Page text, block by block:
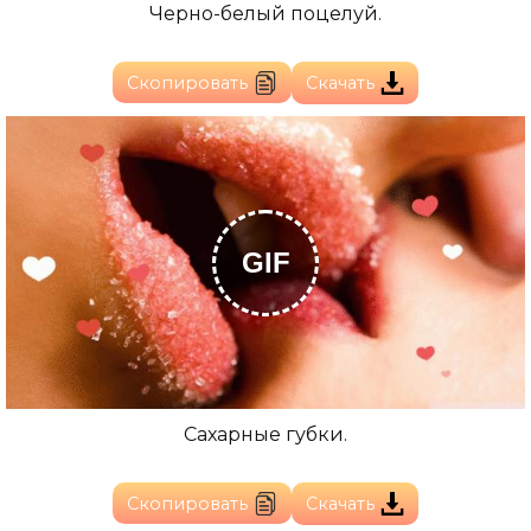
Черно-белый поцелуй.
Скопировать Скачать
GIF
Сахарные губки.
Скопировать Скачать